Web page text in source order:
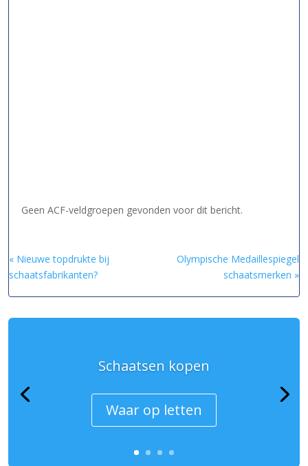
Geen ACF-veldgroepen gevonden voor dit bericht.
« Nieuwe topdrukte bij
schaatsfabrikanten?
Olympische Medaillespiegel
schaatsmerken »
Schaatsen kopen
Waar op letten